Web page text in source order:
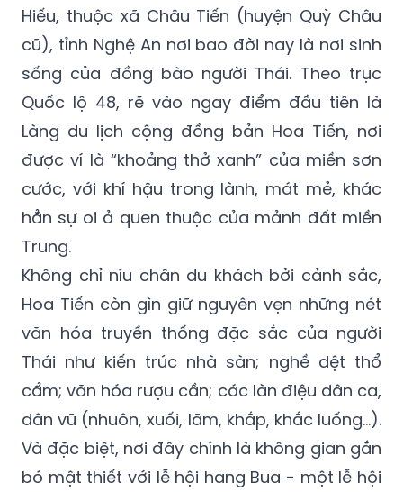
Hiếu, thuộc xã Châu Tiến (huyện Quỳ Châu
cũ), tỉnh Nghệ An nơi bao đời nay là nơi sinh
sống của đồng bào người Thái. Theo trục
Quốc lộ 48, rẽ vào ngay điểm đầu tiên là
Làng du lịch cộng đồng bản Hoa Tiến, nơi
được ví là “khoảng thở xanh” của miền sơn
cước, với khí hậu trong lành, mát mẻ, khác
hẳn sự oi ả quen thuộc của mảnh đất miền
Trung.
Không chỉ níu chân du khách bởi cảnh sắc,
Hoa Tiến còn gìn giữ nguyên vẹn những nét
văn hóa truyền thống đặc sắc của người
Thái như kiến trúc nhà sàn; nghề dệt thổ
cẩm; văn hóa rượu cần; các làn điệu dân ca,
dân vũ (nhuôn, xuối, lăm, khắp, khắc luống…).
Và đặc biệt, nơi đây chính là không gian gắn
bó mật thiết với lễ hội hang Bua - một lễ hội